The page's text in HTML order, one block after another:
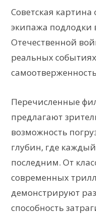
Советская
экипажа подлодки
Отечественной
реальных
Перечисленные
предлагают
возможность
глубин, где
последним. От
современных
демонстрируют
способность